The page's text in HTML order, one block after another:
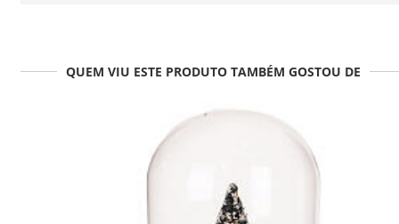
QUEM VIU ESTE PRODUTO TAMBÉM GOSTOU DE